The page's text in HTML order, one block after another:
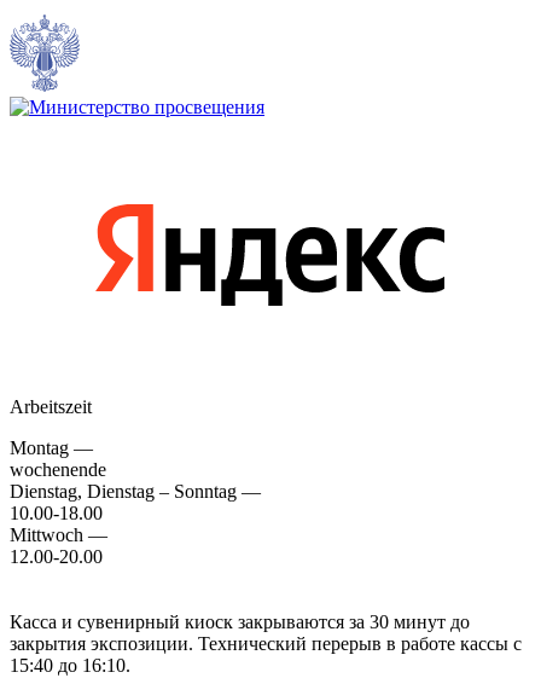
Arbeitszeit
Montag —
wochenende
Dienstag, Dienstag – Sonntag —
10.00-18.00
Mittwoch —
12.00-20.00
Касса и сувенирный киоск закрываются за 30 минут до
закрытия экспозиции. Технический перерыв в работе кассы с
15:40 до 16:10.